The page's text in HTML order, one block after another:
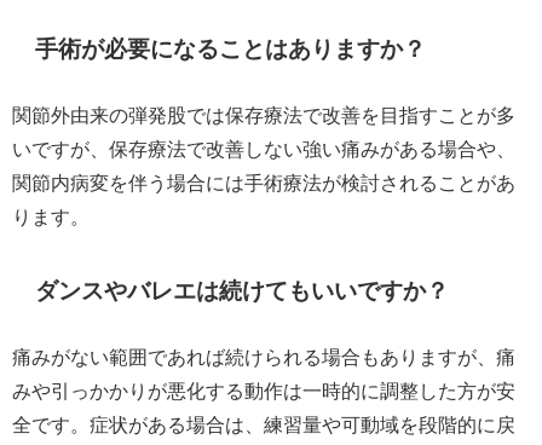
手術が必要になることはありますか？
関節外由来の弾発股では保存療法で改善を目指すことが多
いですが、保存療法で改善しない強い痛みがある場合や、
関節内病変を伴う場合には手術療法が検討されることがあ
ります。
ダンスやバレエは続けてもいいですか？
痛みがない範囲であれば続けられる場合もありますが、痛
みや引っかかりが悪化する動作は一時的に調整した方が安
全です。症状がある場合は、練習量や可動域を段階的に戻